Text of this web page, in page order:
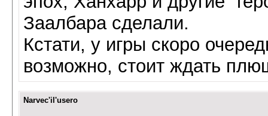
Заалбара сделали.
Кстати, у игры скоро
возможно, стоит ждать
Narvec'il'usero